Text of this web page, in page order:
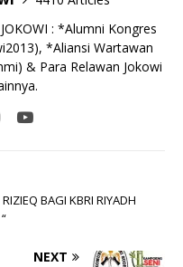
: *Alumni Kongres
*Aliansi Wartawan
& Para Relawan Jokowi
BAGI KBRI RIYADH
NEXT